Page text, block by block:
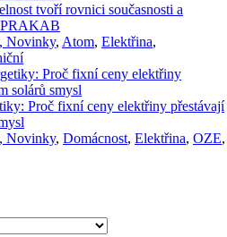
tvoří rovnici současnosti a
PRAKAB
Novinky, Atom, Elektřina,
Proč fixní ceny elektřiny přestávají
Novinky, Domácnost, Elektřina, OZE,